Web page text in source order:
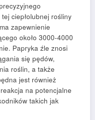
ciepłolubnej rośliny
zapewnienie
około 3000-4000
Papryka źle znosi
się pędów,
roślin, a także
jest również
na potencjalne
takich jak